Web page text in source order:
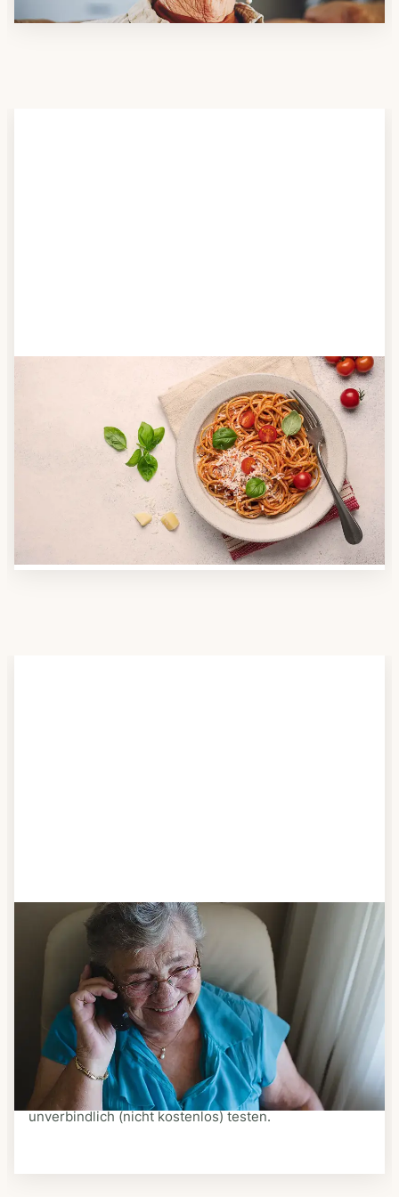
Anbieter finden
Nutzen Sie unsere große Mahlzeiten-Dienst-Suche,
um herauszufinden, welche Anbieter es in Ihrer
Region gibt und welcher am besten zu Ihnen passt.
Verschaffen Sie sich auch einen Überblick über die
Essen auf Rädern-Kosten.
Schritt 3
Bestellen & liefern lassen
Suchen Sie sich aus dem Speiseplan Ihres Anbieters
aus, was Ihnen schmeckt. Bestellen Sie telefonisch,
schriftlich oder im Online-Shop Ihres Anbieters.
Ein Kurier liefert Ihnen das bestellte Essen zum
vereinbarten Zeitpunkt nach Hause. Bei vielen
Anbietern können Sie Essen auf Rädern auch
unverbindlich (nicht kostenlos) testen.